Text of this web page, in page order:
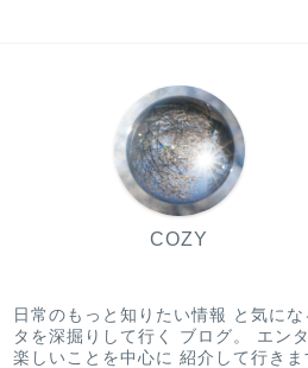
COZY
日常のもっと知りたい情報 と気にな
タを深掘りして行く ブログ。 エン
楽しいことを中心に 紹介して行きま